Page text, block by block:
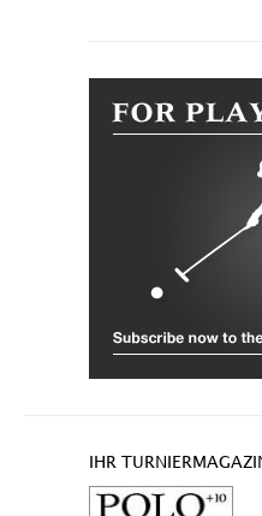
IHR